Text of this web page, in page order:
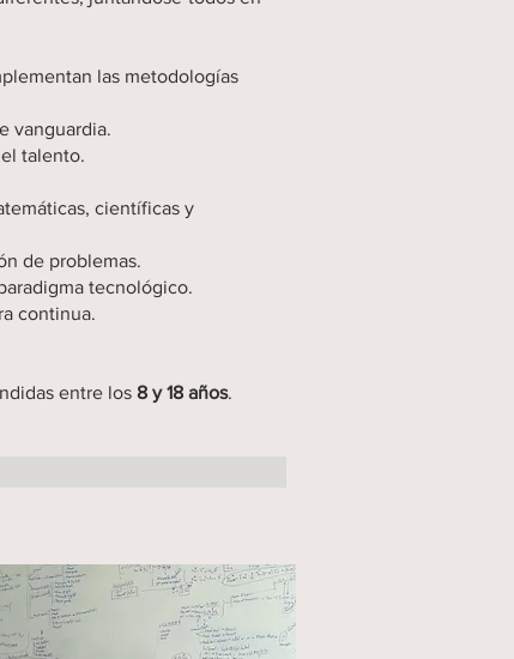
las metodologías
vanguardia.
talento.
científicas y
de problemas.
tecnológico.
continua.
entre los 8 y 18 años.